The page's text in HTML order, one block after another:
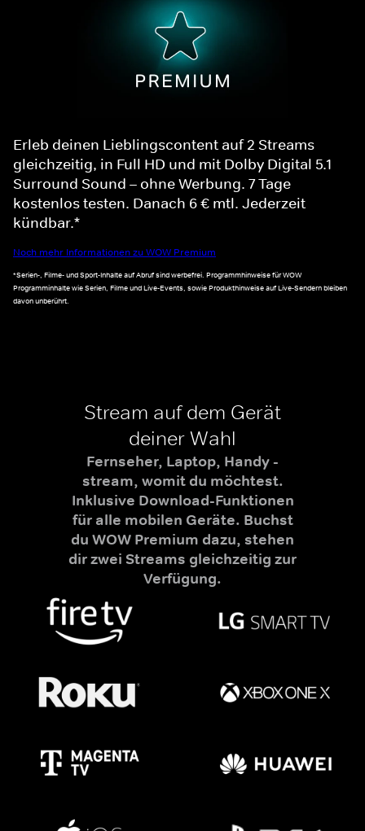
Erleb deinen Lieblingscontent auf 2 Streams
gleichzeitig, in Full HD und mit Dolby Digital 5.1
Surround Sound – ohne Werbung. 7 Tage
kostenlos testen. Danach 6 € mtl. Jederzeit
kündbar.*
Noch mehr Informationen zu WOW Premium
*Serien-, Filme- und Sport-Inhalte auf Abruf sind werbefrei. Programmhinweise für WOW
Programminhalte wie Serien, Filme und Live-Events, sowie Produkthinweise auf Live-Sendern bleiben
davon unberührt.
Stream auf dem Gerät
deiner Wahl
Fernseher, Laptop, Handy -
stream, womit du möchtest.
Inklusive Download-Funktionen
für alle mobilen Geräte. Buchst
du WOW Premium dazu, stehen
dir zwei Streams gleichzeitig zur
Verfügung.